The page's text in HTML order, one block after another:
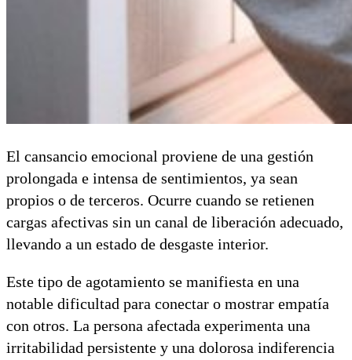
El cansancio emocional proviene de una gestión
prolongada e intensa de sentimientos, ya sean
propios o de terceros. Ocurre cuando se retienen
cargas afectivas sin un canal de liberación adecuado,
llevando a un estado de desgaste interior.
Este tipo de agotamiento se manifiesta en una
notable dificultad para conectar o mostrar empatía
con otros. La persona afectada experimenta una
irritabilidad persistente y una dolorosa indiferencia